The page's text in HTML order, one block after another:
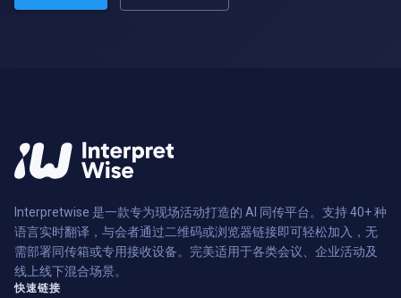
Interpretwise 是一款专为现场活动打造的 AI 同传平台。支持 40+ 种
语言实时翻译，与会者通过二维码或浏览器链接即可轻松加入，无
需部署同传箱或专用接收设备。完美适用于各类会议、企业活动及
线上线下混合场景。
快速链接